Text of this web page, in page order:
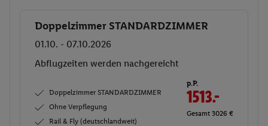
Buchen
Doppelzimmer STANDARDZIMMER
01.10. - 07.10.2026
Abflugzeiten werden nachgereicht
Doppelzimmer STANDARDZIMMER
Ohne Verpflegung
Rail & Fly (deutschlandweit)
p.P.
1513.-
Gesamt 3026 €